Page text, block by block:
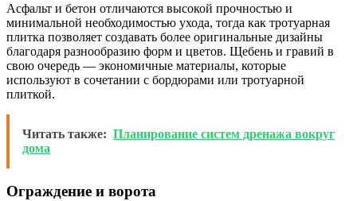
Асфальт и бетон отличаются высокой прочностью и
минимальной необходимостью ухода, тогда как тротуарная
плитка позволяет создавать более оригинальные дизайны
благодаря разнообразию форм и цветов. Щебень и гравий в
свою очередь — экономичные материалы, которые
используют в сочетании с бордюрами или тротуарной
плиткой.
Читать также: Планирование систем дренажа вокруг
дома
Ограждение и ворота